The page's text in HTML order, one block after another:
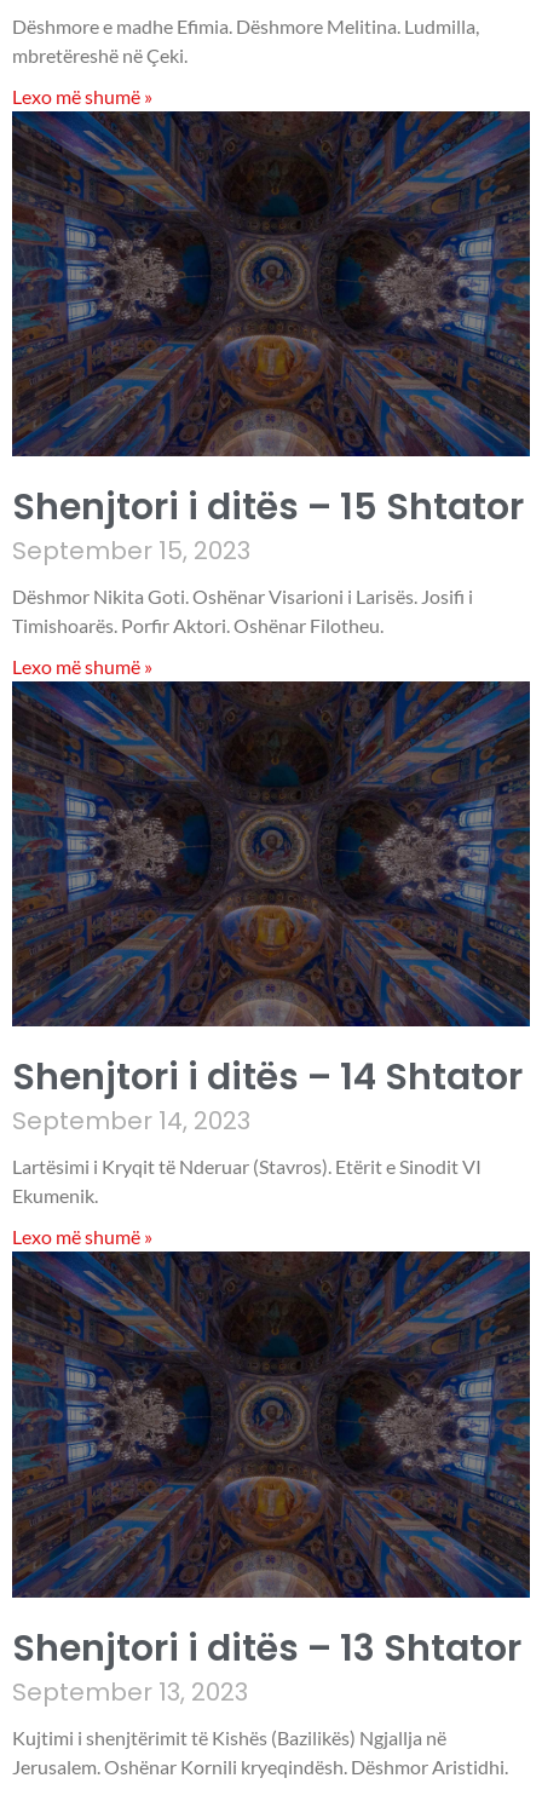
Dëshmore e madhe Efimia. Dëshmore Melitina. Ludmilla,
mbretëreshë në Çeki.
Lexo më shumë »
Shenjtori i ditës – 15 Shtator
September 15, 2023
Dëshmor Nikita Goti. Oshënar Visarioni i Larisës. Josifi i
Timishoarës. Porfir Aktori. Oshënar Filotheu.
Lexo më shumë »
Shenjtori i ditës – 14 Shtator
September 14, 2023
Lartësimi i Kryqit të Nderuar (Stavros). Etërit e Sinodit VI
Ekumenik.
Lexo më shumë »
Shenjtori i ditës – 13 Shtator
September 13, 2023
Kujtimi i shenjtërimit të Kishës (Bazilikës) Ngjallja në
Jerusalem. Oshënar Kornili kryeqindësh. Dëshmor Aristidhi.